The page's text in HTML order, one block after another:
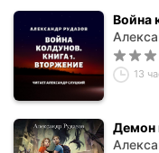
Война
13
Демон